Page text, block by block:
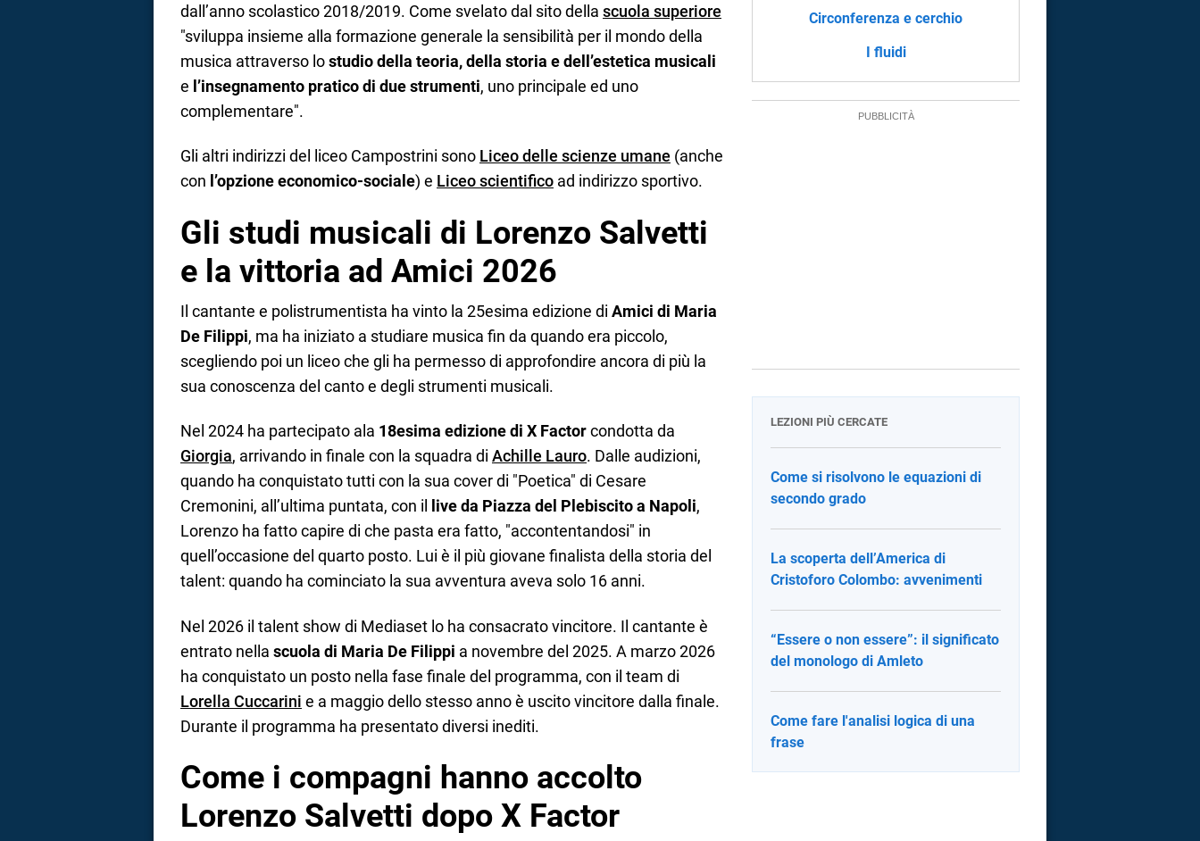
dall’anno scolastico 2018/2019. Come svelato dal sito della scuola superiore
"sviluppa insieme alla formazione generale la sensibilità per il mondo della
musica attraverso lostudio della teoria, della storia e dell’estetica musicali
e l’insegnamento pratico di due strumenti, uno principale ed uno
complementare".
Gli altri indirizzi del liceo Campostrini sono Liceo delle scienze umane (anche
con l’opzione economico-sociale) e Liceo scientifico ad indirizzo sportivo.
Gli studi musicali di Lorenzo Salvetti
e la vittoria ad Amici 2026
Il cantante e polistrumentista ha vinto la 25esima edizione di Amici di Maria
De Filippi, ma ha iniziato a studiare musica fin da quando era piccolo,
scegliendo poi un liceo che gli ha permesso di approfondire ancora di più la
sua conoscenza del canto e degli strumenti musicali.
Nel 2024 ha partecipato ala 18esima edizione di X Factorcondotta da
Giorgia, arrivando in finale con la squadra di Achille Lauro. Dalle audizioni,
quando ha conquistato tutti con la sua cover di "Poetica" di Cesare
Cremonini, all’ultima puntata, con il
live da Piazza del Plebiscito a Napoli,
Lorenzo ha fatto capire di che pasta era fatto, "accontentandosi" in
quell’occasione del quarto posto. Lui è il più giovane finalista della storia del
talent: quando ha cominciato la sua avventura aveva solo 16 anni.
Nel 2026 il talent show di Mediaset lo ha consacrato vincitore. Il cantante è
entrato nella scuola di Maria De Filippi a novembre del 2025. A marzo 2026
ha conquistato un posto nella fase finale del programma, con il team di
Lorella Cuccarini e a maggio dello stesso anno è uscito vincitore dalla finale.
Durante il programma ha presentato diversi inediti.
Come i compagni hanno accolto
Lorenzo Salvetti dopo X Factor
Circonferenza e cerchio
I fluidi
LEZIONI PIÙ CERCATE
Come si risolvono le equazioni di
secondo grado
La scoperta dell’America di
Cristoforo Colombo: avvenimenti
“Essere o non essere”: il significato
del monologo di Amleto
Come fare l'analisi logica di una
frase